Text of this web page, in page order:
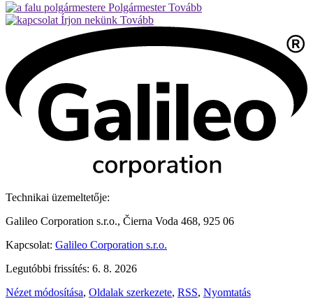
Polgármester Tovább
Írjon nekünk Tovább
Technikai üzemeltetője:
Galileo Corporation s.r.o., Čierna Voda 468, 925 06
Kapcsolat: Galileo Corporation s.r.o.
Legutóbbi frissítés: 6. 8. 2026
Nézet módosítása, Oldalak szerkezete, RSS, Nyomtatás